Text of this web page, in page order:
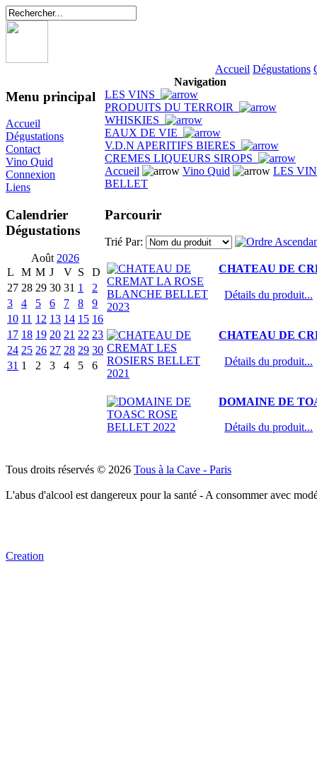
Accueil Dégustations
Menu principal
Accueil
Dégustations
Contact
Vino Quid
Connexion
Liens
Calendrier
Dégustations
Août 2026
L
M M J V S
D
27 28 29 30 31 1
2
3
4 5 6 7 8
9
10 11 12 13 14 15 16
17 18 19 20 21 22 23
24 25 26 27 28 29 30
31 1 2 3 4 5 6
Navigation
LES VINS
PRODUITS DU TERROIR
WHISKIES
EAUX DE VIE
V.D.N APERITIFS BIERES
CREMES LIQUEURS SIROPS
Accueil
Vino Quid
LES
BELLET
Parcourir
Trié Par:
CHATEAU DE
Détails du produit...
CHATEAU DE
Détails du produit...
DOMAINE DE
Détails du produit...
Tous droits réservés © 2026 Tous à la Cave - Paris
L'abus d'alcool est dangereux pour la santé - A consommer avec
Creation